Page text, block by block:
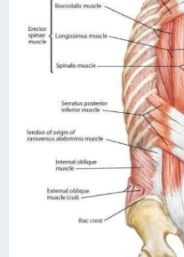
Много картинок...
Футбол
Велогонки
Конькобежный спорт
Тренажеры
Интерьеры квартир